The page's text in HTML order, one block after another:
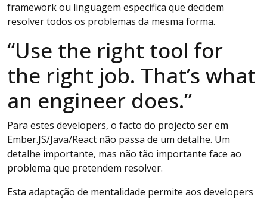
framework ou linguagem específica que decidem
resolver todos os problemas da mesma forma.
“Use the right tool for
the right job. That’s what
an engineer does.”
Para estes developers, o facto do projecto ser em
Ember.JS/Java/React não passa de um detalhe. Um
detalhe importante, mas não tão importante face ao
problema que pretendem resolver.
Esta adaptação de mentalidade permite aos developers